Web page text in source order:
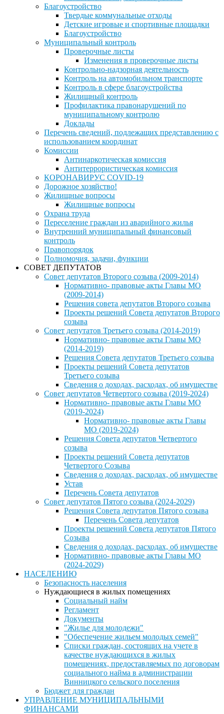
Благоустройство
Твердые коммунальные отходы
Детские игровые и спортивные площадки
Благоустройство
Муниципальный контроль
Проверочные листы
Изменения в проверочные листы
Контрольно-надзорная деятельность
Контроль на автомобильном транспорте
Контроль в сфере благоустройства
Жилищный контроль
Профилактика правонарушений по
муниципальному контролю
Доклады
Перечень сведений, подлежащих представлению с
использованием координат
Комиссии
Антинаркотическая комиссия
Антитеррористическая комиссия
КОРОНАВИРУС COVID-19
Дорожное хозяйство!
Жилищные вопросы
Жилищные вопросы
Охрана труда
Переселение граждан из аварийного жилья
Внутренний муниципальный финансовый
контроль
Правопорядок
Полномочия, задачи, функции
СОВЕТ ДЕПУТАТОВ
Совет депутатов Второго созыва (2009-2014)
Нормативно- правовые акты Главы МО
(2009-2014)
Решения совета депутатов Второго созыва
Проекты решений Совета депутатов Второго
созыва
Совет депутатов Третьего созыва (2014-2019)
Нормативно- правовые акты Главы МО
(2014-2019)
Решения Совета депутатов Третьего созыва
Проекты решений Совета депутатов
Третьего созыва
Сведения о доходах, расходах, об имуществе
Совет депутатов Четвертого созыва (2019-2024)
Нормативно- правовые акты Главы МО
(2019-2024)
Нормативно- правовые акты Главы
МО (2019-2024)
Решения Совета депутатов Четвертого
созыва
Проекты решений Совета депутатов
Четвертого Созыва
Сведения о доходах, расходах, об имуществе
Устав
Перечень Совета депутатов
Совет депутатов Пятого созыва (2024-2029)
Решения Совета депутатов Пятого созыва
Перечень Совета депутатов
Проекты решений Совета депутатов Пятого
Созыва
Сведения о доходах, расходах, об имуществе
Нормативно- правовые акты Главы МО
(2024-2029)
НАСЕЛЕНИЮ
Безопасность населения
Нуждающиеся в жилых помещениях
Социальный найм
Регламент
Документы
"Жилье для молодежи"
"Обеспечение жильем молодых семей"
Списки граждан, состоящих на учете в
качестве нуждающихся в жилых
помещениях, предоставляемых по договорам
социального найма в администрации
Винницкого сельского поселения
Бюджет для граждан
УПРАВЛЕНИЕ МУНИЦИПАЛЬНЫМИ
ФИНАНСАМИ